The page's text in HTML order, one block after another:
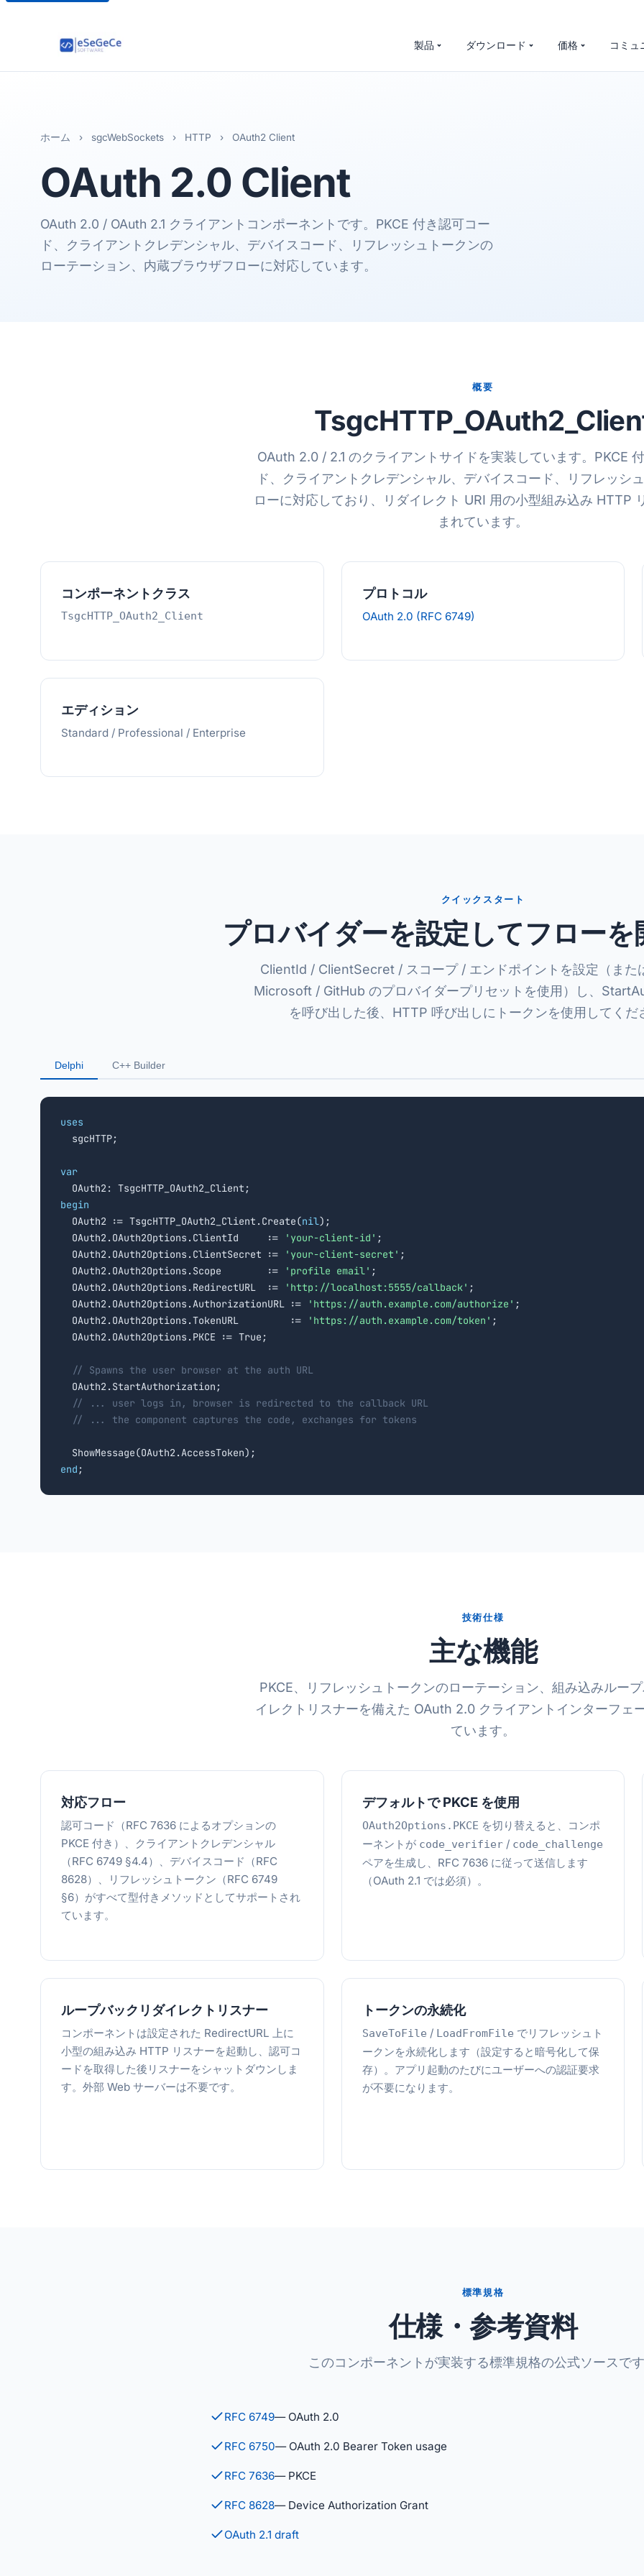
製品 ダウンロード 価格 コミュ
ホーム › sgcWebSockets › HTTP › OAuth2 Client
OAuth 2.0 Client
OAuth 2.0 / OAuth 2.1 クライアントコンポーネントです。PKCE 付き認可コー
ド、クライアントクレデンシャル、デバイスコード、リフレッシュトークンの
ローテーション、内蔵ブラウザフローに対応しています。
概要
OAuth 2.0 / 2.1 のクライアントサイドを実装しています。PKCE
ド、クライアントクレデンシャル、デバイスコード、リフレッシ
ローに対応しており、リダイレクト URI 用の小型組み込み HTTP
まれています。
コンポーネントクラス
TsgcHTTP_OAuth2_Client
プロトコル
OAuth 2.0 (RFC 6749)
エディション
Standard / Professional / Enterprise
クイックスタート
プロバイダーを設定してフローを
ClientId / ClientSecret / スコープ / エンドポイントを設定（また
Microsoft / GitHub のプロバイダープリセットを使用）し、
を呼び出した後、HTTP 呼び出しにトークンを使用してくだ
Delphi C++ Builder
uses
sgcHTTP;
var
begin
OAuth2 := TsgcHTTP_OAuth2_Client.Create(nil);
  OAuth2.OAuth2Options.ClientId     :=
'your-client-id' ;
  OAuth2.OAuth2Options.ClientSecret :=
'your-client-secret' ;
  OAuth2.OAuth2Options.Scope        :=
'profile email' ;
  OAuth2.OAuth2Options.RedirectURL  :=
'http://localhost:5555/callback' ;
  OAuth2.OAuth2Options.AuthorizationURL :=
'https://auth.example.com/authorize' ;
  OAuth2.OAuth2Options.TokenURL         :=
'https://auth.example.com/token' ;
  OAuth2.OAuth2Options.PKCE := True;
// Spawns the user browser at the auth URL
  OAuth2.StartAuthorization;
// ... user logs in, browser is redirected to the callback URL
// ... the component captures the code, exchanges for tokens
end ;
技術仕様
主な機能
PKCE、リフレッシュトークンのローテーション、組み込みルー
イレクトリスナーを備えた OAuth 2.0 クライアントインターフェ
ています。
対応フロー
認可コード（RFC 7636 によるオプションの
PKCE 付き）、クライアントクレデンシャル
（RFC 6749 §4.4）、デバイスコード（RFC
8628）、リフレッシュトークン（RFC 6749
§6）がすべて型付きメソッドとしてサポートされ
ています。
デフォルトで PKCE を使用
OAuth2Options.PKCE を切り替えると、コンポ
ーネントが code_verifier/ code_challenge
ペアを生成し、RFC 7636 に従って送信します
（OAuth 2.1 では必須）。
ループバックリダイレクトリスナー
コンポーネントは設定された RedirectURL 上に
小型の組み込み HTTP リスナーを起動し、認可コ
ードを取得した後リスナーをシャットダウンしま
す。外部 Web サーバーは不要です。
トークンの永続化
SaveToFile / LoadFromFile でリフレッシュト
ークンを永続化します（設定すると暗号化して保
存）。アプリ起動のたびにユーザーへの認証要求
が不要になります。
標準規格
仕様・参考資料
このコンポーネントが実装する標準規格の公式ソースで
RFC 6749— OAuth 2.0
RFC 6750— OAuth 2.0 Bearer Token usage
RFC 7636— PKCE
RFC 8628— Device Authorization Grant
OAuth 2.1 draft